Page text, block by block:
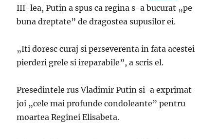
III-lea, Putin a spus ca regina s-a bucurat „pe
buna dreptate” de dragostea supusilor ei.
„Iti doresc curaj si perseverenta in fata acestei
pierderi grele si ireparabile”, a scris el.
Presedintele rus Vladimir Putin si-a exprimat
joi „cele mai profunde condoleante” pentru
moartea Reginei Elisabeta.